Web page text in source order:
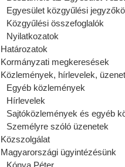
Egyesület közgyűlési
Közgyűlési összefoglalók
Nyilatkozatok
Határozatok
Kormányzati megkeresések
Közlemények, hírlevelek,
Egyéb közlemények
Hírlevelek
Sajtóközlemények és egyéb
Személyre szóló üzenetek
Közszolgálat
Magyarországi ügyintézésünk
Kónya Péter